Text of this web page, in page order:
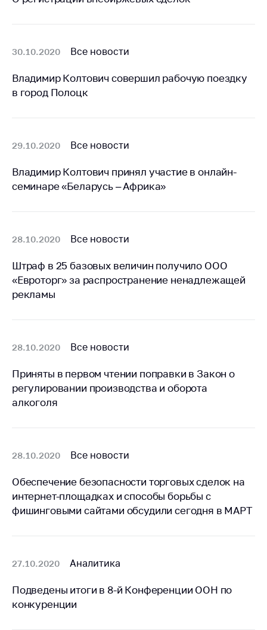
проектов
товаров
Рекомендации по
предотвращению
COVID-19 для
субъектов торговли,
вопросам
антимонопольного
регулирования и
конкурентной
30.10.2020 Все новости
Владимир Колтович совершил рабочую поездку
в город Полоцк
29.10.2020 Все новости
Владимир Колтович принял участие в онлайн-
семинаре «Беларусь – Африка»
28.10.2020 Все новости
Штраф в 25 базовых величин получило ООО
«Евроторг» за распространение ненадлежащей
рекламы
28.10.2020 Все новости
Приняты в первом чтении поправки в Закон о
регулировании производства и оборота
алкоголя
28.10.2020 Все новости
Обеспечение безопасности торговых сделок на
интернет-площадках и способы борьбы с
фишинговыми сайтами обсудили сегодня в МАРТ
27.10.2020 Аналитика
Подведены итоги в 8-й Конференции ООН по
конкуренции